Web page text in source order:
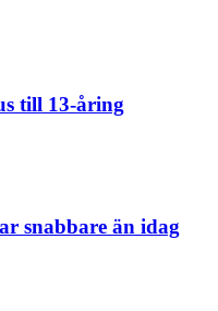
till 13-åring
snabbare än idag